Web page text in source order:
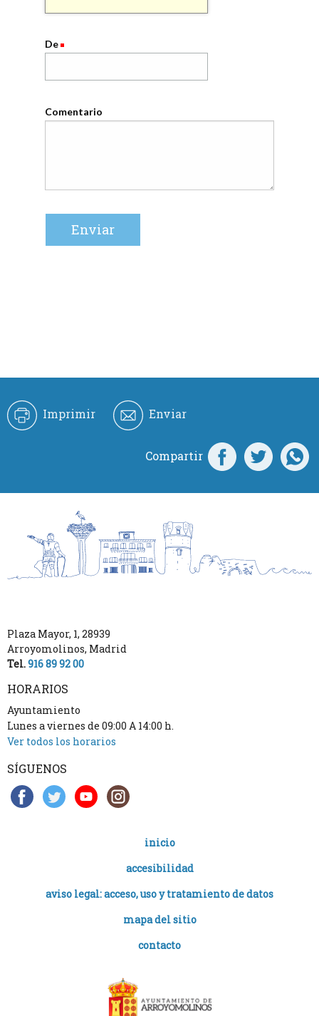
De
Comentario
Imprimir Enviar
Compartir
Plaza Mayor, 1, 28939
Arroyomolinos, Madrid
Tel.916 89 92 00
HORARIOS
Ayuntamiento
Lunes a viernes de 09:00 A 14:00 h.
Ver todos los horarios
SÍGUENOS
inicio
accesibilidad
aviso legal: acceso, uso y tratamiento de datos
mapa del sitio
contacto